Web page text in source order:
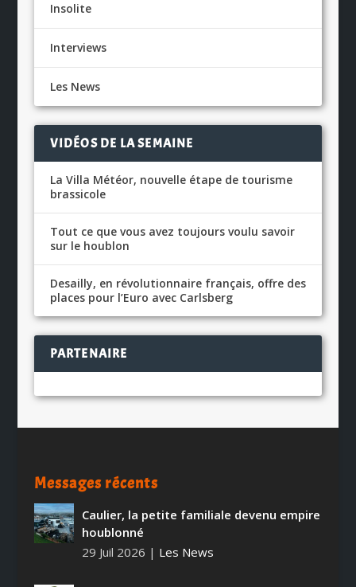
Insolite
Interviews
Les News
VIDÉOS DE LA SEMAINE
La Villa Météor, nouvelle étape de tourisme
brassicole
Tout ce que vous avez toujours voulu savoir
sur le houblon
Desailly, en révolutionnaire français, offre des
places pour l’Euro avec Carlsberg
PARTENAIRE
Messages récents
Caulier, la petite familiale devenu empire
houblonné
29 Juil 2026 | Les News